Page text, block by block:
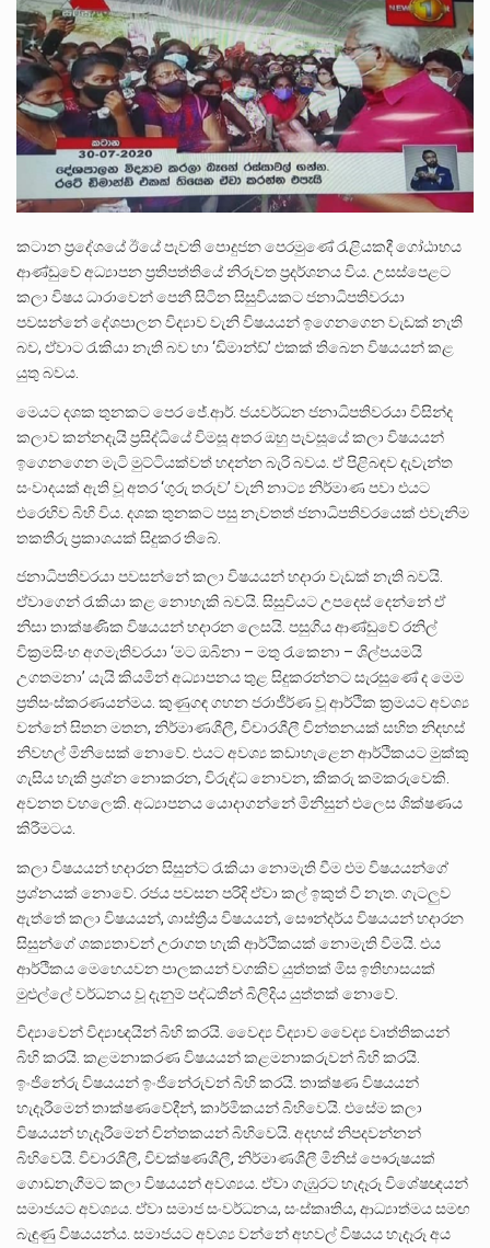
බන්ධනාගාර රැදවියන් 1,021 දෙනෙකු ඉකුත් වසර පහක කාලය තුලදී (2020 ජනවාරි 01 සිට 2025 දෙසැම්බර්…
දිවයින පුරා පිහිටි බන්ධනාගාරවල පවතින දැඩි තදබදය හේතුවෙන් බන්ධනාගාර පද්ධතිය තුළ දැඩි අවදානම් තත්ත්වයක් නිර්මාණය…
නව පරිසර පනත යටතේ ශබ්ද දූෂණය සම්බන්ධයෙන් කටයුතු කිරීමට නව රෙගුලාසි ගෙන ඒමට මධ්‍යම පරිසර…
කටාන ප්‍රදේශයේ ඊයේ පැවති පොදුජන පෙරමුණේ රැළියකදී ගෝඨාභය
ආණ්ඩුවේ අධ්‍යාපන ප්‍රතිපත්තියේ නිරුවත ප්‍රදර්ශනය විය. උසස්පෙළට
කලා විෂය ධාරාවෙන් පෙනී සිටින සිසුවියකට ජනාධිපතිවරයා
පවසන්නේ දේශපාලන විද්‍යාව වැනි විෂයයන් ඉගෙනගෙන වැඩක් නැති
බව, ඒවාට ⁣රැකියා නැති බව හා ‘ඩිමාන්ඩ්’ එකක් තිබෙන විෂයයන් කළ
යුතු බවය.
මෙයට දශක තුනකට පෙර ජේ.ආර්. ජයවර්ධන ජනාධිපතිවරයා විසින්ද
කලාව කන්නදැයි ප්‍රසිද්ධියේ විමසූ අතර ඔහු පැවසූයේ කලා විෂයයන්
ඉගෙනගෙන මැටි මුට්ටියක්වත් හදන්න බැරි බවය. ඒ පිළිබඳව දැවැන්ත
සංවාදයක් ඇති වූ අතර ‘ගුරු තරුව’ වැනි නාට්‍ය නිර්මාණ පවා එයට
එරෙහිව බිහි විය. දශක තුනකට පසු නැවතත් ජනාධිපතිවරයෙක් එවැනිම
තකතීරු ප්‍රකාශයක් සිදුකර තිබේ.
ජනාධිපතිවරයා පවසන්නේ කලා විෂයයන් හදාරා වැඩක් නැති බවයි.
ඒවාගෙන් රැකියා කළ නොහැකි බවයි. සිසුවියට උපදෙස් දෙන්නේ ඒ
නිසා තාක්ෂණික විෂයයන් හදාරන ලෙසයි. පසුගිය ආණ්ඩුවේ රනිල්
වික්‍රමසිංහ අගමැතිවරයා ‘මට ඔබිනා – මතු රැකෙනා – ශිල්පයමයි
උගතමනා’ යැයි කියමින් අධ්‍යාපනය තුළ සිදුකරන්නට සැරසුණේ ද මෙම
ප්‍රතිසංස්කරණයන්මය. කුණුගඳ ගහන ජරාජීර්ණ ⁣වූ ආර්ථික ක්‍රමයට අවශ්‍ය
වන්නේ සිතන මතන, නිර්මාණශීලී, විචාරශීලී චින්තනයක් සහිත නිදහස්
නිවහල් මිනිසෙක් නොවේ. එයට අවශ්‍ය කඩාහැළෙන ආර්ථිකයට මුක්කු
ගැසිය හැකි ප්‍රශ්න ⁣නොකරන, විරුද්ධ නොවන, කීකරු කම්කරුවෙකි.
අවනත වහලෙකි. අධ්‍යාපනය යොදාගන්නේ මිනිසුන් එලෙස ශික්ෂණය
කිරීමටය.
කලා විෂයයන් හදාරන සිසුන්ට රැකියා නොමැති වීම එම විෂයයන්ගේ
ප්‍රශ්නයක් නොවේ. රජය පවසන පරිදි ඒවා කල් ඉකුත් වී නැත. ගැටලුව
ඇත්තේ කලා විෂයයන්, ශාස්ත්‍රීය විෂයයන්, සෞන්දර්ය විෂයයන් හදාරන
සිසුන්ගේ ශක්‍යතාවන් උරාගත හැකි ආර්ථිකයක් ⁣නොමැති වීමයි. එය
ආර්ථිකය මෙහෙයවන පාලකයන් වගකිව යුත්තක් මිස ඉතිහාසයක්
මුළුල්ලේ වර්ධනය වූ දැනුම් පද්ධතීන් බිලිදිය යුත්තක් නොවේ.
විද්‍යාවෙන් විද්‍යාඥයින් බිහි කරයි. ⁣වෛද්‍ය විද්‍යාව වෛද්‍ය වෘත්තිකයන්
බිහි කරයි. කළමනාකරණ විෂයයන් කළමනාකරුවන් බිහි කරයි.
ඉංජිනේරු විෂයයන් ඉංජිනේරුවන් බිහි කරයි. තාක්ෂණ විෂයයන්
හැදෑරීමෙන් තාක්ෂණවේදීන්, කාර්මිකයන් බිහිවෙයි. එසේම කලා
විෂයයන් හැදෑරීමෙන් චින්තකයන් බිහිවෙයි. අදහස් නිපදවන්නන්
බිහිවෙයි. විචාරශීලී, විචක්ෂණශීලී, නිර්මාණශීලී මිනිස් පෞරුෂයක්
⁣ගොඩනැගීමට කලා විෂයයන් අවශ්‍යය. ඒවා ගැඹුරට හැදෑරූ විශේෂඥයන්
සමාජයට අවශ්‍යය. ඒවා සමාජ සංවර්ධනය, සංස්කෘතිය, ආධ්‍යාත්මය සමඟ
බැඳුණු විෂයයන්ය. සමාජයට අවශ්‍ය වන්නේ අහවල් විෂයය හැදෑරූ අය